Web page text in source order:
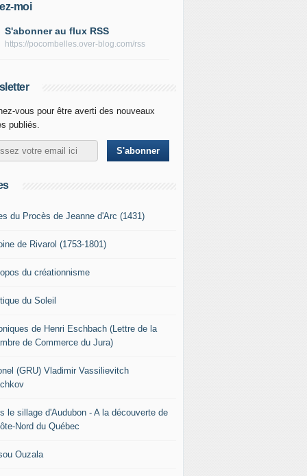
moi
S'abonner au flux RSS
https://pocombelles.over-blog.com/rss
vous pour être averti des nouveaux
publiés.
du Procès de Jeanne d'Arc (1431)
de Rivarol (1753-1801)
du créationnisme
du Soleil
de Henri Eschbach (Lettre de la
de Commerce du Jura)
(GRU) Vladimir Vassilievitch
le sillage d'Audubon - A la découverte de
Nord du Québec
Ouzala